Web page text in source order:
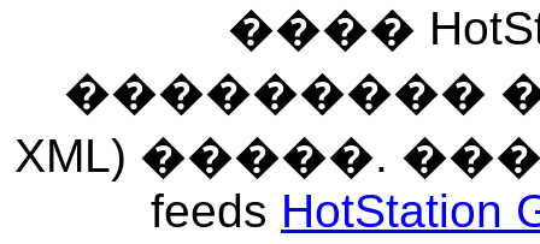
����
��������� ���
XML) �����.
feeds HotStation